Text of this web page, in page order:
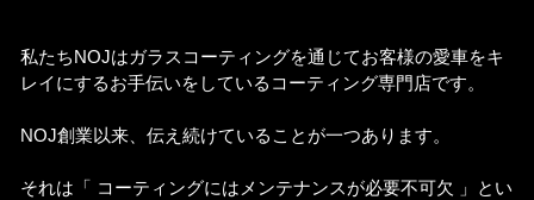
私たちNOJはガラスコーティングを通じてお客様の愛車をキ
レイにするお手伝いをしているコーティング専門店です。
NOJ創業以来、伝え続けていることが一つあります。
それは「 コーティングにはメンテナンスが必要不可欠 」とい